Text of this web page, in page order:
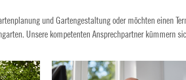
und Gartengestaltung oder möchten einen
Unsere kompetenten Ansprechpartner kümmern